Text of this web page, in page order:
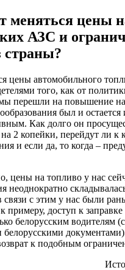
меняться цены
АЗС и
страны?
цены автомобильного
того, как от
перешли на повышение
был и
Как долго он
2 копейки, перейдут ли к
и если да, то когда –
цены на топливо у нас
неоднократно
с этим у нас были
примеру, доступ к
белорусским водителям
белорусскими
к подобным